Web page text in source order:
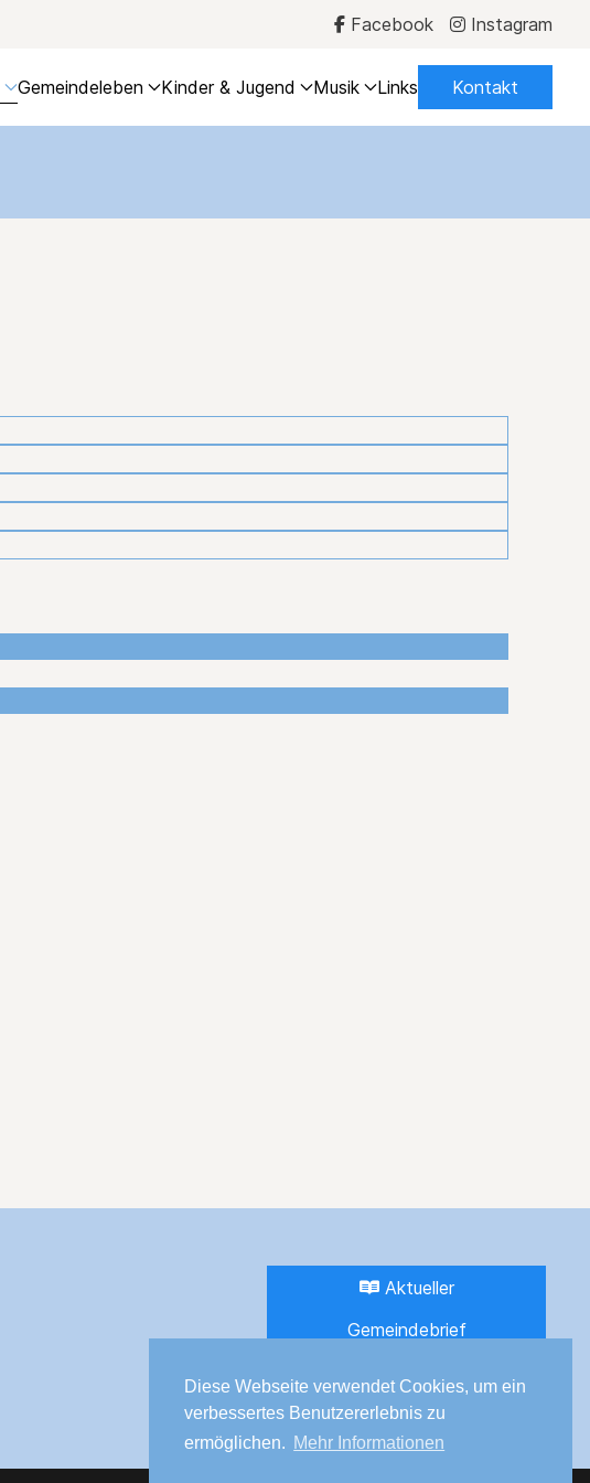
Diese Webseite verwendet Cookies, um ein
verbessertes Benutzererlebnis zu
ermöglichen. Mehr Informationen
Facebook Instagram
Gemeindeleben Kinder & Jugend Musik Links Kontakt
Aktueller
Gemeindebrief
Bibel lesen